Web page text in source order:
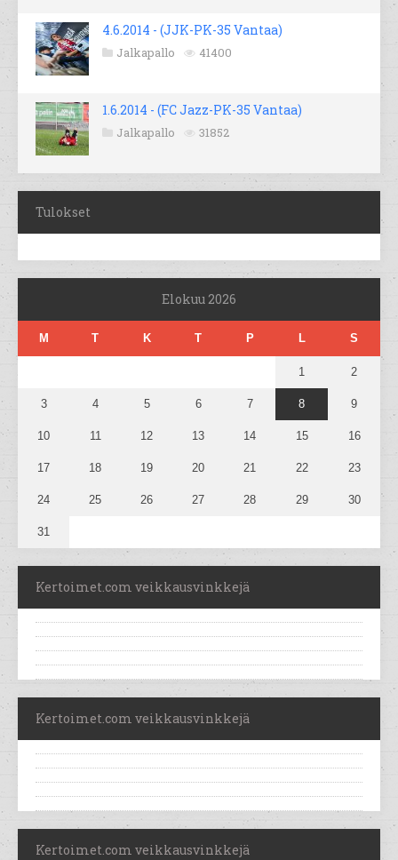
4.6.2014 - (JJK-PK-35 Vantaa)
Jalkapallo 41400
1.6.2014 - (FC Jazz-PK-35 Vantaa)
Jalkapallo 31852
Tulokset
Elokuu 2026
M T K T P L S
1 2
3 4 5 6 7 8 9
10 11 12 13 14 15 16
17 18 19 20 21 22 23
24 25 26 27 28 29 30
31
Kertoimet.com veikkausvinkkejä
Kertoimet.com veikkausvinkkejä
Kertoimet.com veikkausvinkkejä